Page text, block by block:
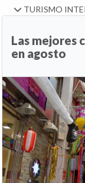
TURISMO
Las mejores
en agosto
Anterior